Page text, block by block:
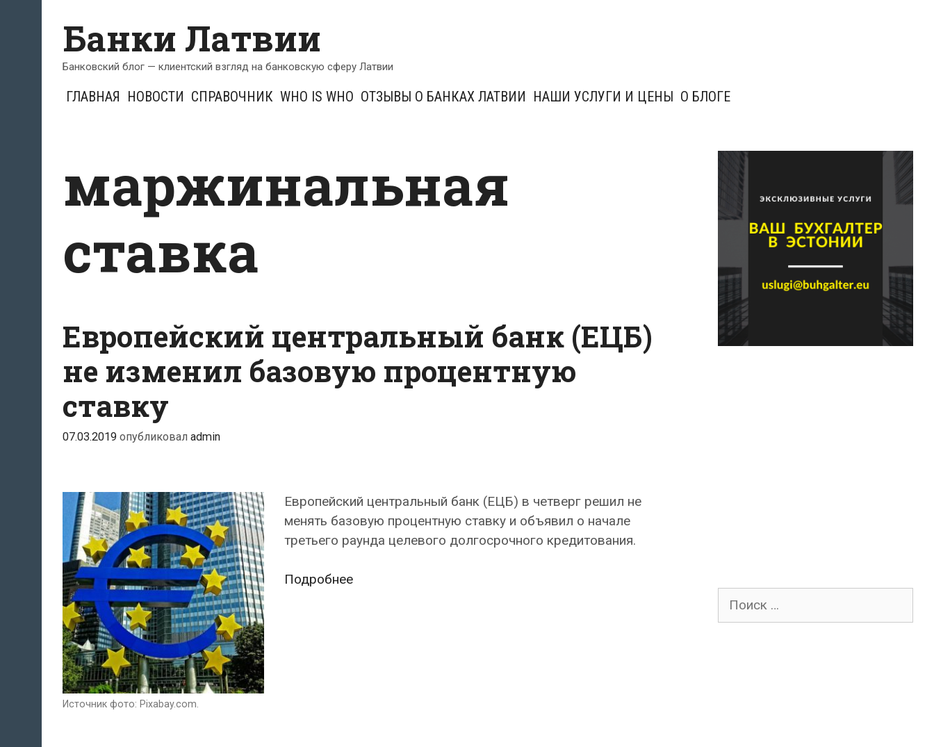
содержимому
Банки Латвии
Банковский блог — клиентский взгляд на банковскую сферу Латвии
ГЛАВНАЯ НОВОСТИ СПРАВОЧНИК WHO IS WHO ОТЗЫВЫ О БАНКАХ ЛАТВИИ НАШИ УСЛУГИ И ЦЕНЫ О БЛОГЕ
маржинальная
ставка
Европейский центральный банк (ЕЦБ)
не изменил базовую процентную
ставку
07.03.2019 опубликовал admin
Источник фото: Pixabay.com.
Европейский центральный банк (ЕЦБ) в четверг решил не
менять базовую процентную ставку и объявил о начале
третьего раунда целевого долгосрочного кредитования.
ПодробнееЕвропейский
Поиск